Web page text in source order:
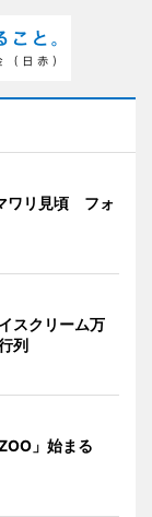
ワリ見頃 フォ
スクリーム万
列
」始まる